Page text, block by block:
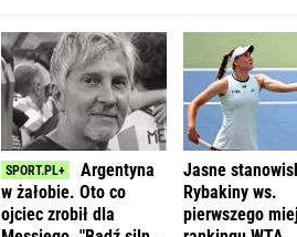
Argentyna
w żałobie. Oto co
ojciec zrobił dla
Jasne
Rybakiny ws.
pierwszego